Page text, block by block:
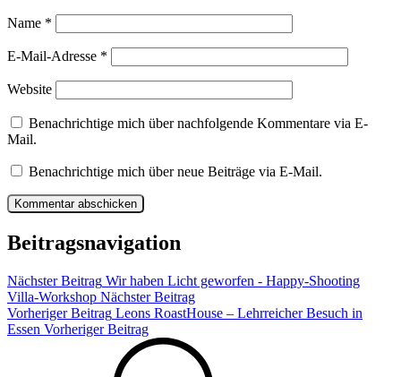
Name *
E-Mail-Adresse *
Website
Benachrichtige mich über nachfolgende Kommentare via E-
Mail.
Benachrichtige mich über neue Beiträge via E-Mail.
Beitragsnavigation
Nächster Beitrag Wir haben Licht geworfen - Happy-Shooting
Villa-Workshop Nächster Beitrag
Vorheriger Beitrag Leons RoastHouse – Lehrreicher Besuch in
Essen Vorheriger Beitrag